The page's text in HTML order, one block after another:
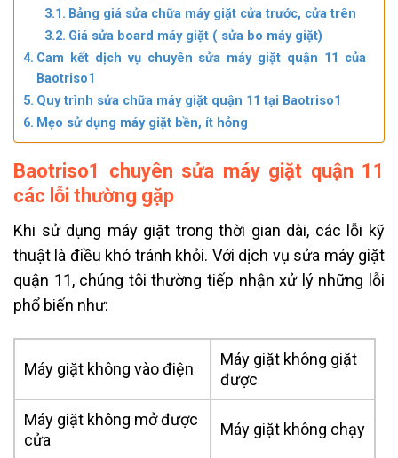
Bảng giá sửa chữa máy giặt cửa trước, cửa trên
Giá sửa board máy giặt ( sửa bo máy giặt)
Cam kết dịch vụ chuyên sửa máy giặt quận 11 của
Baotriso1
Quy trình sửa chữa máy giặt quận 11 tại Baotriso1
Mẹo sử dụng máy giặt bền, ít hỏng
Baotriso1 chuyên sửa máy giặt quận 11
các lỗi thường gặp
Khi sử dụng máy giặt trong thời gian dài, các lỗi kỹ
thuật là điều khó tránh khỏi. Với dịch vụ sửa máy giặt
quận 11, chúng tôi thường tiếp nhận xử lý những lỗi
phổ biến như:
Máy giặt không vào điện
Máy giặt không giặt
được
Máy giặt không mở được
cửa
Máy giặt không chạy